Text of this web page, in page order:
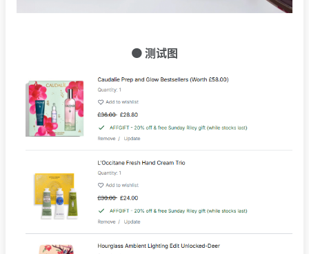
🟠 测试图